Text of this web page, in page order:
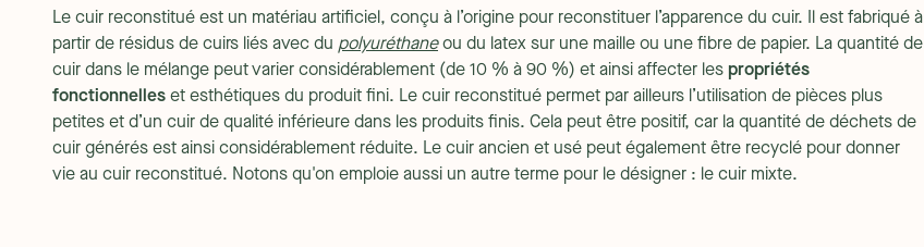
Le cuir reconstitué est un matériau artificiel, conçu à l’origine pour reconstituer l’apparence du cuir. Il est fabriqué à
partir de résidus de cuirs liés avec du polyuréthaneou du latex sur une maille ou une fibre de papier. La quantité de
cuir dans le mélange peut varier considérablement (de 10 % à 90 %) et ainsi affecter les propriétés
fonctionnelles et esthétiques du produit fini. Le cuir reconstitué permet par ailleurs l’utilisation de pièces plus
petites et d’un cuir de qualité inférieure dans les produits finis. Cela peut être positif, car la quantité de déchets de
cuir générés est ainsi considérablement réduite. Le cuir ancien et usé peut également être recyclé pour donner
vie au cuir reconstitué. Notons qu'on emploie aussi un autre terme pour le désigner : le cuir mixte.